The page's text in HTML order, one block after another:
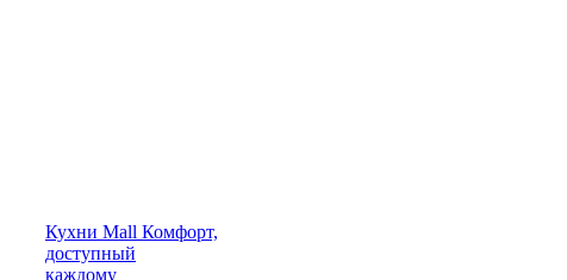
Кухни Mall Комфорт,
доступный
каждому